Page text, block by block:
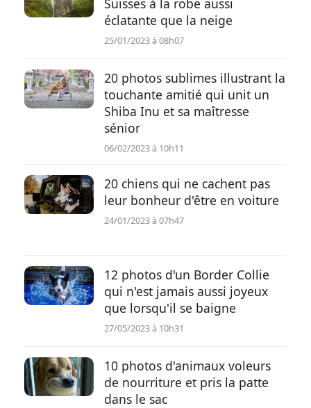
Suisses à la robe aussi
éclatante que la neige
25/01/2023 à 08h07
20 photos sublimes illustrant la
touchante amitié qui unit un
Shiba Inu et sa maîtresse
sénior
06/02/2023 à 10h11
20 chiens qui ne cachent pas
leur bonheur d'être en voiture
24/01/2023 à 07h47
12 photos d'un Border Collie
qui n'est jamais aussi joyeux
que lorsqu'il se baigne
27/05/2023 à 10h31
10 photos d'animaux voleurs
de nourriture et pris la patte
dans le sac